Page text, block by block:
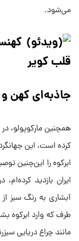
می‌شود.
جاذبه‌ای کهن
همچنین مارکوپولو،
ابرکوه را این‌چنین
ایران بازدید
آبشاری به رنگ سبز
طرف که وارد ابرکوه
مانند چراغ دریایی